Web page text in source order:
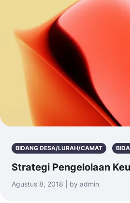
BIDANG DESA/LURAH/CAMAT
Strategi Pengelolaan
Agustus 8, 2018 | by admin